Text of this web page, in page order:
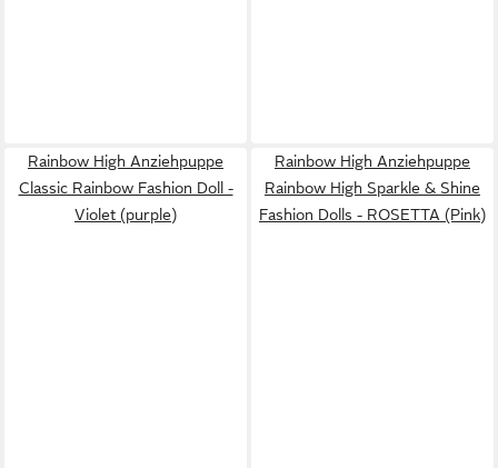
Rainbow High Anziehpuppe
Classic Rainbow Fashion Doll -
Violet (purple)
Rainbow High Anziehpuppe
Rainbow High Sparkle & Shine
Fashion Dolls - ROSETTA (Pink)